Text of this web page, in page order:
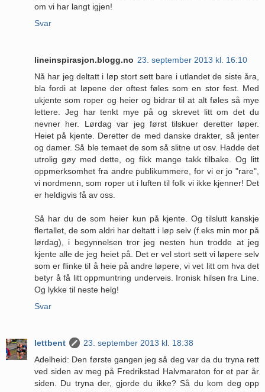
om vi har langt igjen!
Svar
lineinspirasjon.blogg.no 23. september 2013 kl. 16:10
Nå har jeg deltatt i løp stort sett bare i utlandet de siste åra,
bla fordi at løpene der oftest føles som en stor fest. Med
ukjente som roper og heier og bidrar til at alt føles så mye
lettere. Jeg har tenkt mye på og skrevet litt om det du
nevner her. Lørdag var jeg først tilskuer deretter løper.
Heiet på kjente. Deretter de med danske drakter, så jenter
og damer. Så ble temaet de som så slitne ut osv. Hadde det
utrolig gøy med dette, og fikk mange takk tilbake. Og litt
oppmerksomhet fra andre publikummere, for vi er jo "rare",
vi nordmenn, som roper ut i luften til folk vi ikke kjenner! Det
er heldigvis få av oss.
Så har du de som heier kun på kjente. Og tilslutt kanskje
flertallet, de som aldri har deltatt i løp selv (f.eks min mor på
lørdag), i begynnelsen tror jeg nesten hun trodde at jeg
kjente alle de jeg heiet på. Det er vel stort sett vi løpere selv
som er flinke til å heie på andre løpere, vi vet litt om hva det
betyr å få litt oppmuntring underveis. Ironisk hilsen fra Line.
Og lykke til neste helg!
Svar
lettbent
23. september 2013 kl. 18:38
Adelheid: Den første gangen jeg så deg var da du tryna rett
ved siden av meg på Fredrikstad Halvmaraton for et par år
siden. Du tryna der, gjorde du ikke? Så du kom deg opp